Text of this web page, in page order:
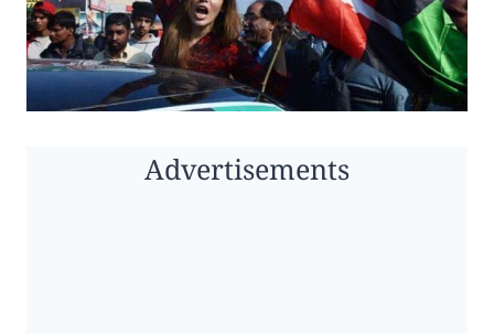
Advertisements